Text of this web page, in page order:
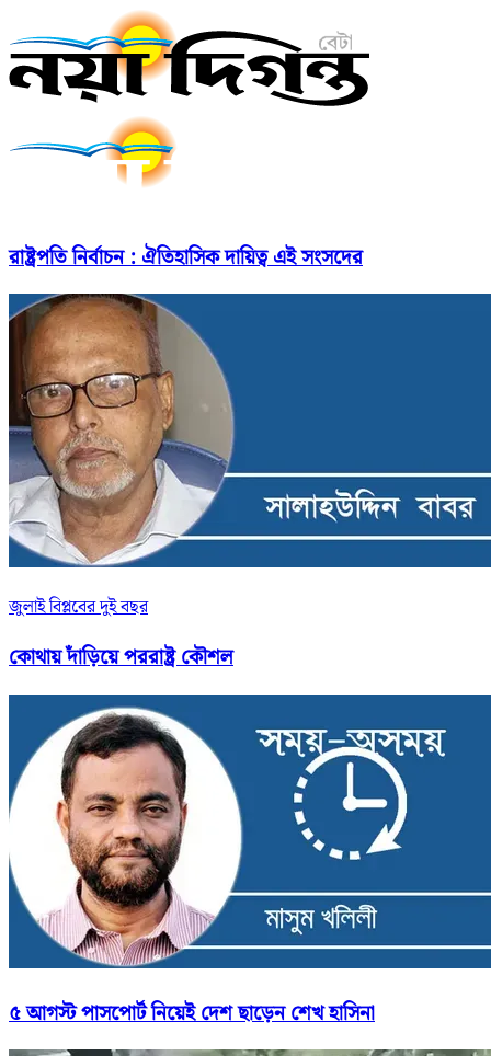
রাষ্ট্রপতি নির্বাচন : ঐতিহাসিক দায়িত্ব এই সংসদের
জুলাই বিপ্লবের দুই বছর
কোথায় দাঁড়িয়ে পররাষ্ট্র কৌশল
৫ আগস্ট পাসপোর্ট নিয়েই দেশ ছাড়েন শেখ হাসিনা